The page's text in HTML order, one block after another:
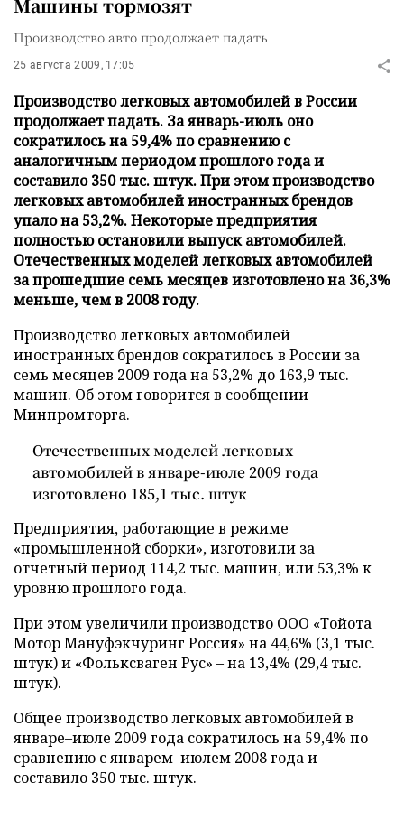
Машины тормозят
Производство авто продолжает падать
25 августа 2009, 17:05
Производство легковых автомобилей в России
продолжает падать. За январь-июль оно
сократилось на 59,4% по сравнению с
аналогичным периодом прошлого года и
составило 350 тыс. штук. При этом производство
легковых автомобилей иностранных брендов
упало на 53,2%. Некоторые предприятия
полностью остановили выпуск автомобилей.
Отечественных моделей легковых автомобилей
за прошедшие семь месяцев изготовлено на 36,3%
меньше, чем в 2008 году.
Производство легковых автомобилей
иностранных брендов сократилось в России за
семь месяцев 2009 года на 53,2% до 163,9 тыс.
машин. Об этом говорится в сообщении
Минпромторга.
Отечественных моделей легковых
автомобилей в январе-июле 2009 года
изготовлено 185,1 тыс. штук
Предприятия, работающие в режиме
«промышленной сборки», изготовили за
отчетный период 114,2 тыс. машин, или 53,3% к
уровню прошлого года.
При этом увеличили производство ООО «Тойота
Мотор Мануфэкчуринг Россия» на 44,6% (3,1 тыс.
штук) и «Фольксваген Рус» – на 13,4% (29,4 тыс.
штук).
Общее производство легковых автомобилей в
январе–июле 2009 года сократилось на 59,4% по
сравнению с январем–июлем 2008 года и
составило 350 тыс. штук.